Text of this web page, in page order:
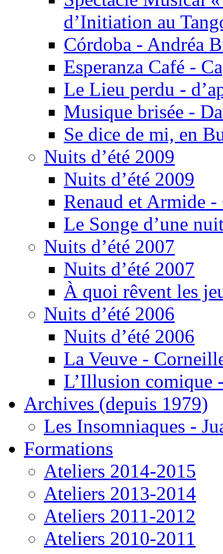
d’Initiation au
Córdoba - Andréa
Esperanza Café -
Le Lieu perdu -
Musique brisée -
Se dice de mi, en
Nuits d’été 2009
Nuits d’été 2009
Renaud et Armide -
Le Songe d’une
Nuits d’été 2007
Nuits d’été 2007
À quoi rêvent les
Nuits d’été 2006
Nuits d’été 2006
La Veuve -
L’Illusion comique
Archives (depuis 1979)
Les Insomniaques -
Formations
Ateliers 2014-2015
Ateliers 2013-2014
Ateliers 2011-2012
Ateliers 2010-2011